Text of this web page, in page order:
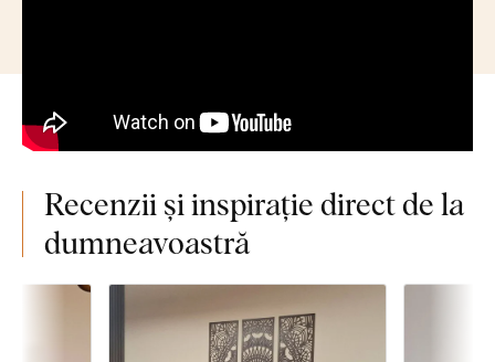
Recenzii și inspirație direct de la
dumneavoastră